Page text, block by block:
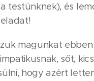
testünknek), és
magunkat ebben
sőt,
hogy azért